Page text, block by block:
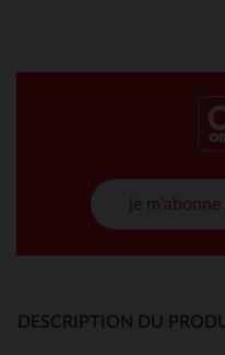
je m'abonne
DESCRIPTION DU